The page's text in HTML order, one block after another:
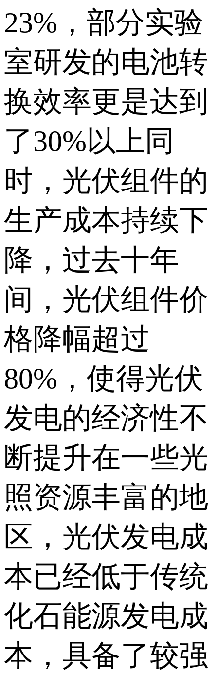
23%，部分实验
室研发的电池转
换效率更是达到
了30%以上同
时，光伏组件的
生产成本持续下
降，过去十年
间，光伏组件价
格降幅超过
80%，使得光伏
发电的经济性不
断提升在一些光
照资源丰富的地
区，光伏发电成
本已经低于传统
化石能源发电成
本，具备了较强